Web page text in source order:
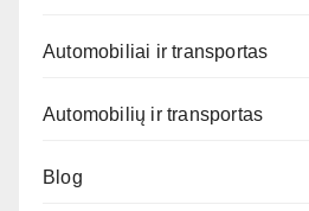
Automobiliai ir transportas
Automobilių ir transportas
Blog